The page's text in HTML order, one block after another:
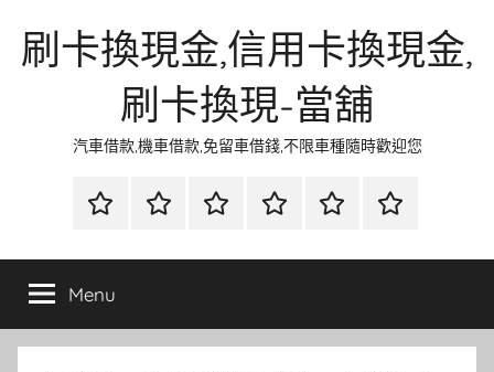
刷卡換現金,信用卡換現金,
刷卡換現-當舖
汽車借款,機車借款,免留車借錢,不限車種隨時歡迎您
首
當
金
網
資
流
時
環
清
聯
徵
Menu